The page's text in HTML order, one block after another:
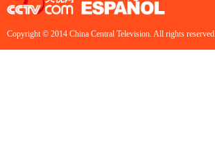
Copyright © 2014 China Central Television. All rights reserved.